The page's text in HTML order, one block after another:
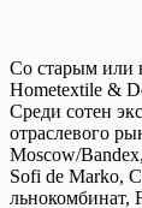
Со старым или
Hometextile &
Среди сотен
отраслевого
Moscow/
Sofi de Marko,
льнокомбинат,